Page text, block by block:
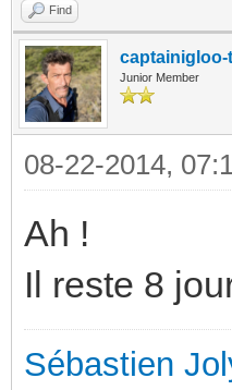
Find
Junior Member
08-22-2014,
Ah !
Il reste 8
Sébastien